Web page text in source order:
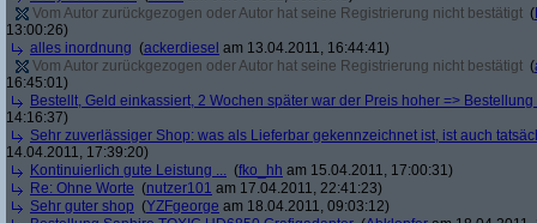
Vom Autor zurückgezogen oder Autor hat seine Registrierung nicht bestätigt (
13:00:26)
alles inordnung (ackerdiesel am 13.04.2011, 16:44:41)
Vom Autor zurückgezogen oder Autor hat seine Registrierung nicht bestätigt (
16:45:01)
Bestellt, Geld einkassiert, 2 Wochen später war der Preis hoher => Bestellung
14:16:37)
Sehr zuverlässiger Shop: was als Lieferbar gekennzeichnet ist, ist auch
14.04.2011, 17:39:20)
Kontinuierlich gute Leistung ... (fko_hh am 15.04.2011, 17:00:31)
Re: Ohne Worte (nutzer101 am 17.04.2011, 22:41:23)
Sehr guter shop (YZFgeorge am 18.04.2011, 09:03:12)